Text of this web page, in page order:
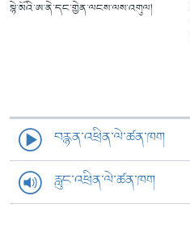
སྙེ་མོའི་ཨ་ནེ་དང་གྱེན་ལངས་ལས་འགུལ།
བརྙན་འཕྲིན་ལེ་ཚན་ཁག
རླུང་འཕྲིན་ལེ་ཚན་ཁག